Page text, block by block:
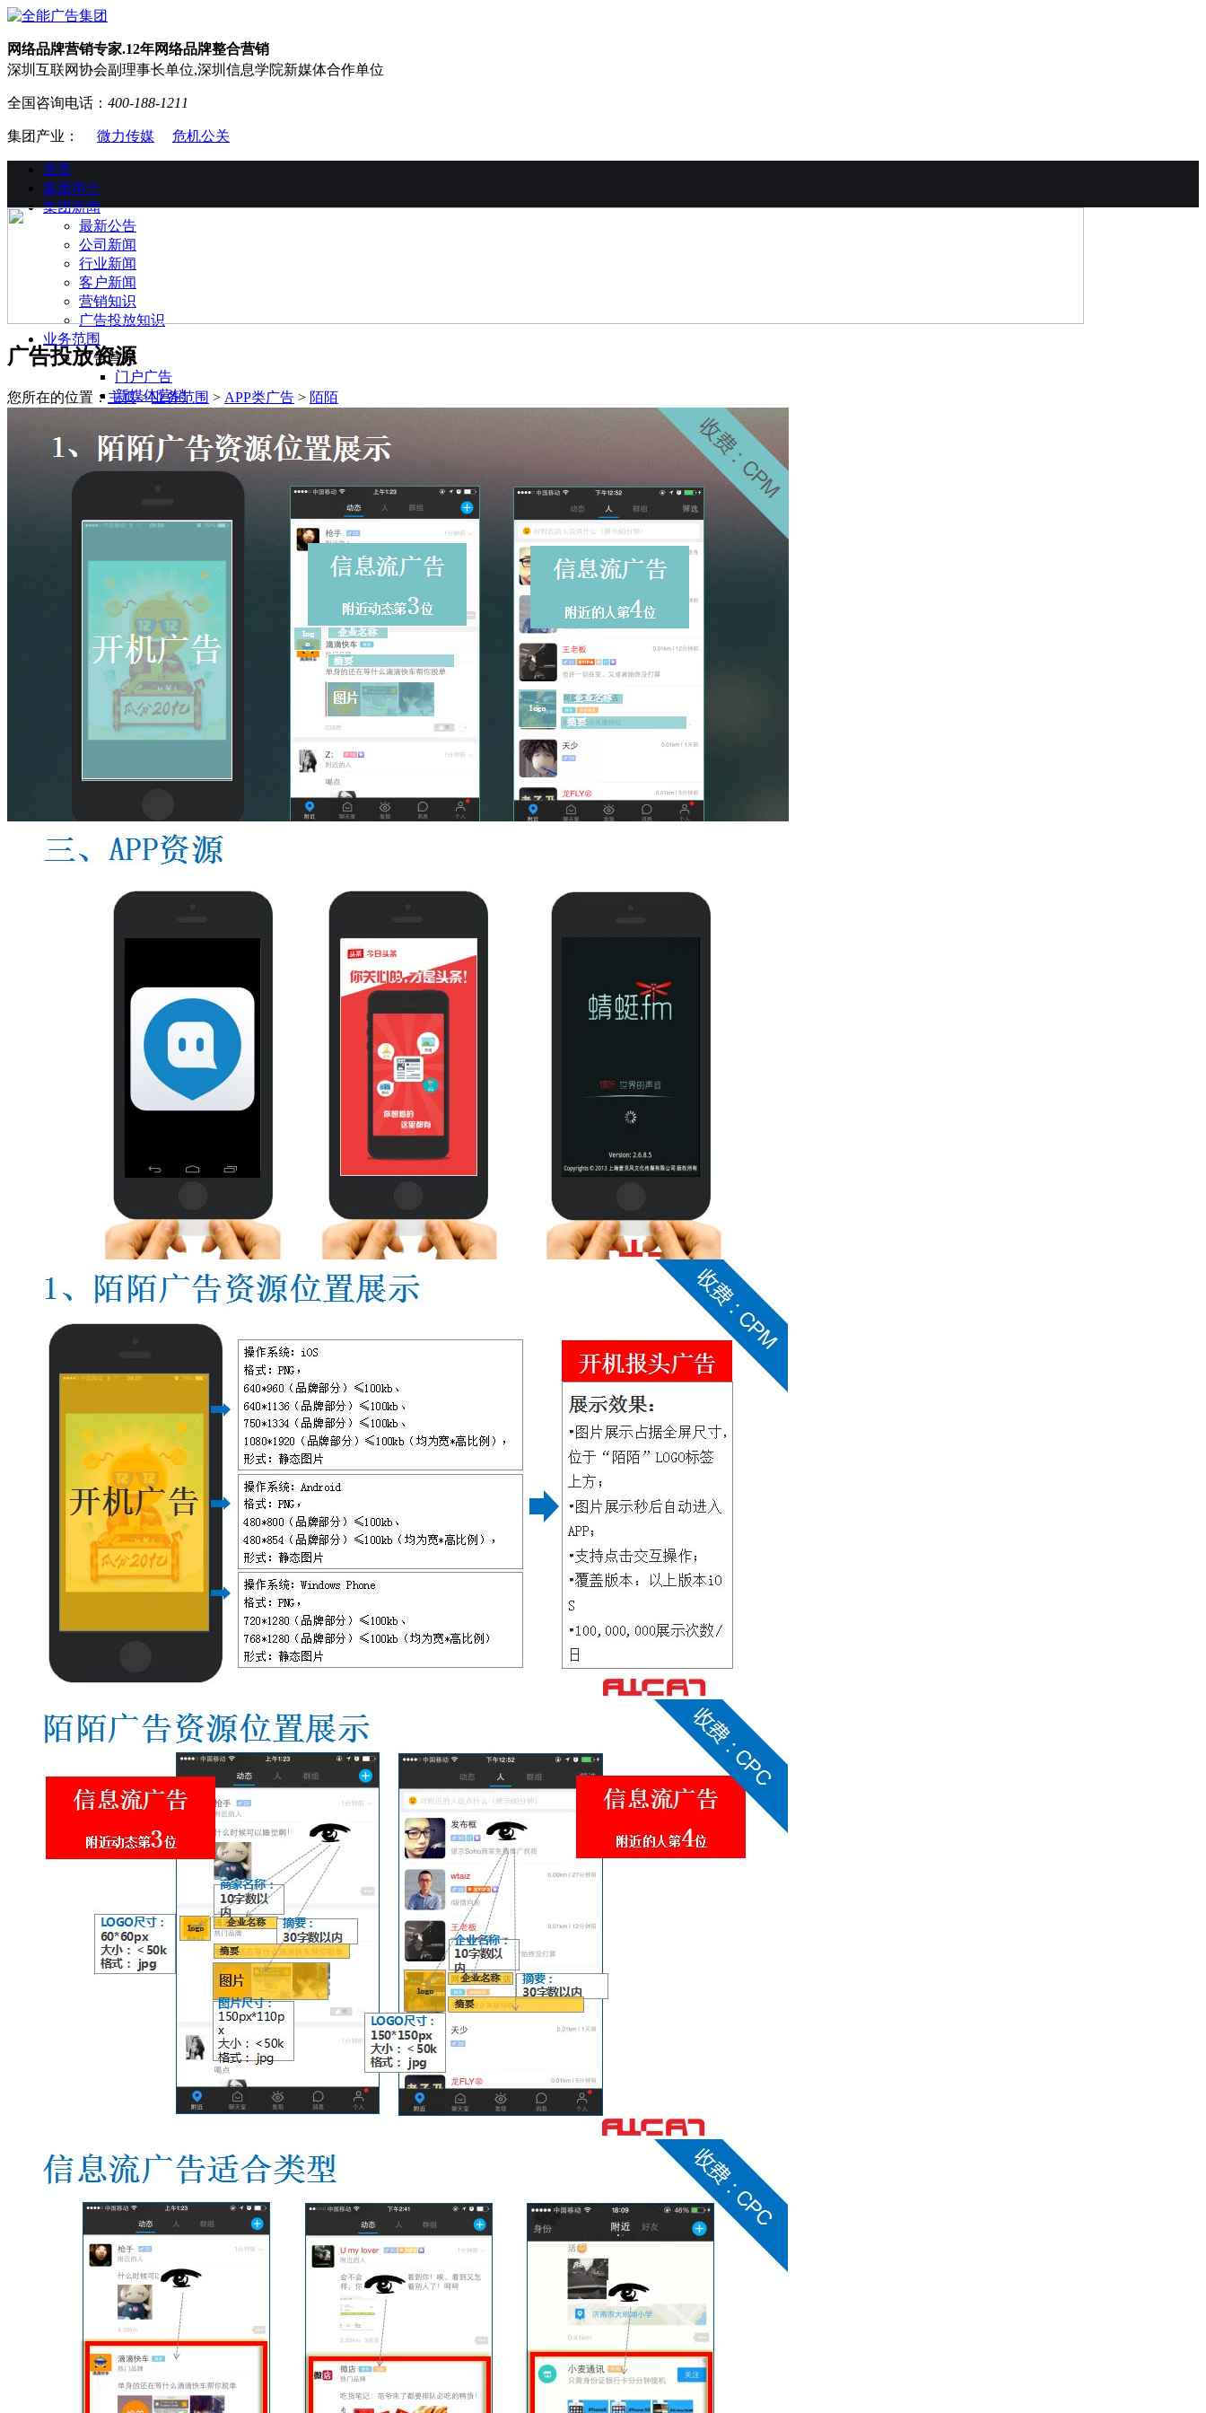
网络品牌营销专家.12年网络品牌整合营销
深圳互联网协会副理事长单位,深圳信息学院新媒体合作单位
全国咨询电话： 400-188-1211
集团产业： 微力传媒 危机公关
首页
集团简介
集团新闻
最新公告
公司新闻
行业新闻
客户新闻
营销知识
广告投放知识
业务范围
广告营销
门户广告
新媒体营销
自媒体KOL营销
视频类广告
腾讯视频资源
芒果TV资源
APP类广告
陌陌
今日头条
蜻蜓FM
口岸媒体
沙头角口岸
文锦渡口岸
罗湖口岸
皇岗口岸
福田口岸
深圳机场T3航站楼国际厅口岸
柜体包装
信息推送
品牌策划
网络公关及危机处理
活动策划与执行
港澳、东南亚活动策划执行服务
视频推广
新闻推广
问答推广
明星翻包
明星翻包资源
微营销
微信营销
微博营销
陌陌营销
微博主播
抖音主播
网络公关
口碑管理
信誉管理
品牌管理
网络品牌建立维护
网络公关
抖音营销
抖音服务
小红书推广
小红书推广种草
新闻发布会
合作媒体
广告投放资源
您所在的位置： 主页>业务范围 > APP类广告 > 陌陌